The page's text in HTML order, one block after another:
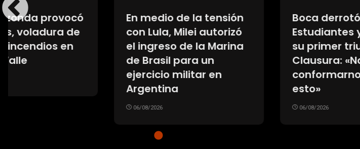
En medio de la tensión
con Lula, Milei autorizó
el ingreso de la Marina
Boca derrotó a
Estudiantes y consiguió
su primer triunfo en el
Clausura: «No podemos
conformarnos con